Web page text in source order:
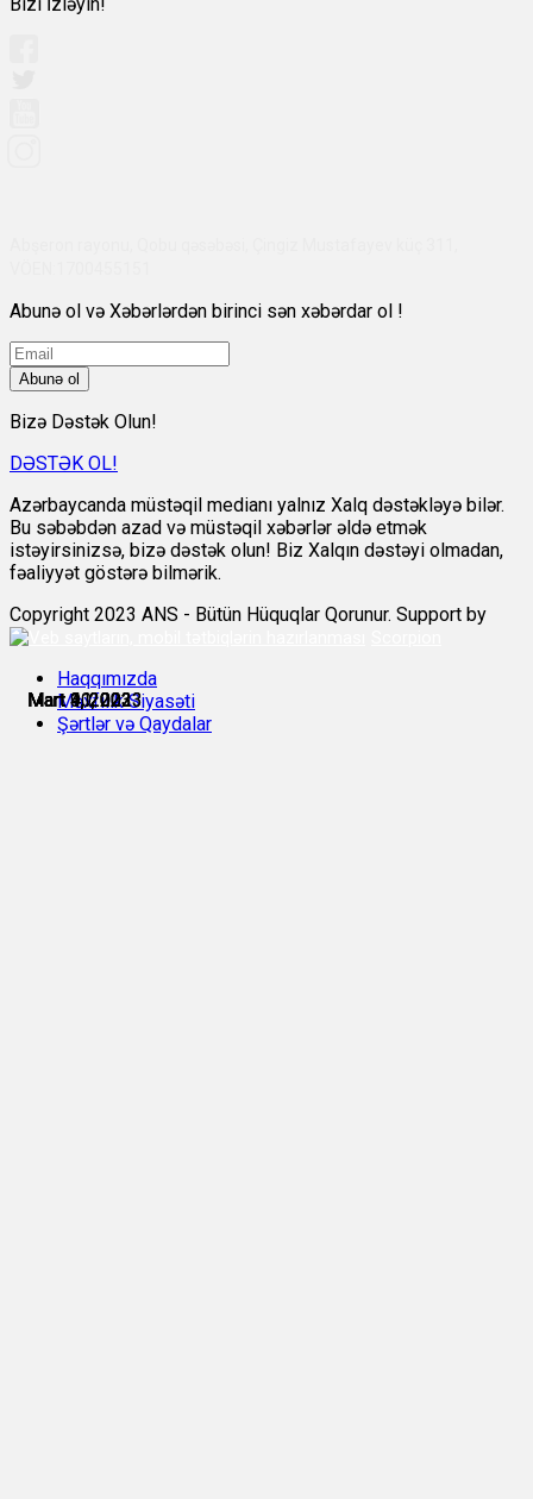
Mart 3, 2023
Mart 4, 2023
Mart 4, 2023
Mart 9, 2023
Mart 10, 2023
Mart 11, 2023
Abunə ol və Xəbərlərdən birinci sən xəbərdar ol !
Abunə ol
Bizə Dəstək Olun!
DƏSTƏK OL!
Azərbaycanda müstəqil medianı yalnız Xalq dəstəkləyə bilər.
Bu səbəbdən azad və müstəqil xəbərlər əldə etmək
istəyirsinizsə, bizə dəstək olun! Biz Xalqın dəstəyi olmadan,
fəaliyyət göstərə bilmərik.
Copyright 2023 ANS - Bütün Hüquqlar Qorunur. Support by
Haqqımızda
Məxfilik Siyasəti
Şərtlər və Qaydalar